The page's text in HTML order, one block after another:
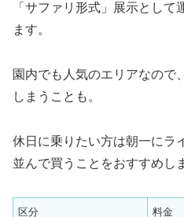
「サファリ形式」展示とし
ます。
園内でも人気のエリアなので
しまうことも。
休日に乗りたい方は朝一にラ
並んで買うことをおすすめし
区分 料金